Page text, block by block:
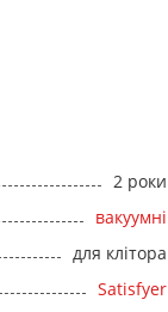
2 роки
вакуумні
для клітора
Satisfyer